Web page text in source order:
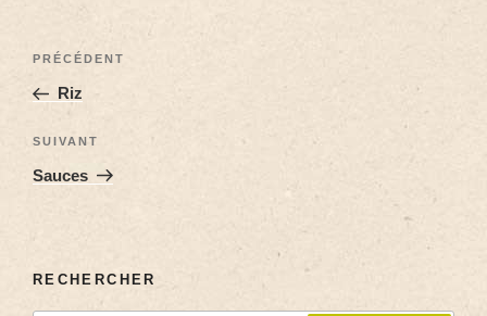
PRÉCÉDENT
Riz
SUIVANT
Sauces
RECHERCHER